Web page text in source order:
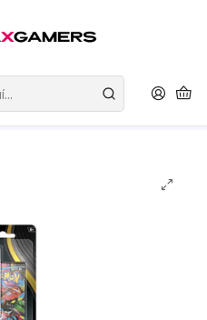
más
Pokemon TCG
3 Pack Blister Ingles